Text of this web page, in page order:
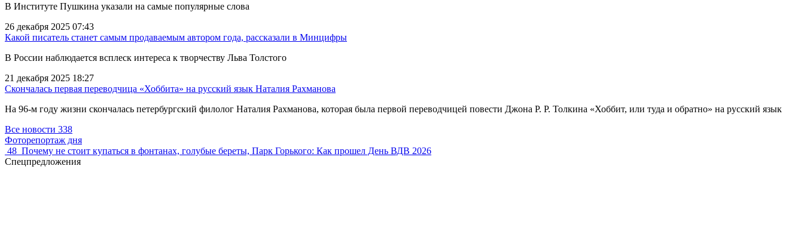
В Институте Пушкина указали на самые популярные слова
26 декабря 2025 07:43
Какой писатель станет самым продаваемым автором года, рассказали в Минцифры
В России наблюдается всплеск интереса к творчеству Льва Толстого
21 декабря 2025 18:27
Скончалась первая переводчица «Хоббита» на русский язык Наталия Рахманова
На 96-м году жизни скончалась петербургский филолог Наталия Рахманова, которая была первой переводчицей повести Джона Р. Р. Толкина «Хоббит, или туда и обратно» на русский язык
Все новости 338
Фоторепортаж дня
48 Почему не стоит купаться в фонтанах, голубые береты, Парк Горького: Как прошел День ВДВ 2026
Спецпредложения